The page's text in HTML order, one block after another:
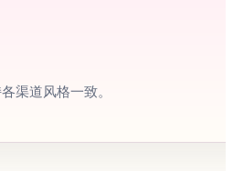
渠道风格一致。